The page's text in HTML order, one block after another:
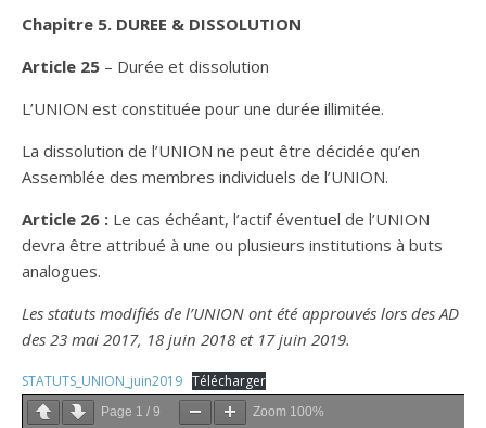
Chapitre 5. DUREE & DISSOLUTION
Article 25 – Durée et dissolution
L’UNION est constituée pour une durée illimitée.
La dissolution de l’UNION ne peut être décidée qu’en
Assemblée des membres individuels de l’UNION.
Article 26 : Le cas échéant, l’actif éventuel de l’UNION
devra être attribué à une ou plusieurs institutions à buts
analogues.
Les statuts modifiés de l’UNION ont été approuvés lors des AD
des 23 mai 2017, 18 juin 2018 et 17 juin 2019.
STATUTS_UNION_juin2019 Télécharger
Page 1 / 9 Zoom 100%